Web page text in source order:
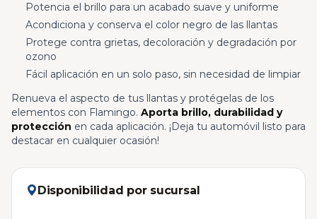
Potencia el brillo para un acabado suave y uniforme
Acondiciona y conserva el color negro de las llantas
Protege contra grietas, decoloración y degradación por
ozono
Fácil aplicación en un solo paso, sin necesidad de limpiar
Renueva el aspecto de tus llantas y protégelas de los
elementos con Flamingo. Aporta brillo, durabilidad y
protección en cada aplicación. ¡Deja tu automóvil listo para
destacar en cualquier ocasión!
Disponibilidad por sucursal